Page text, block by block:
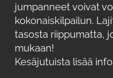
jumpanneet voivat
kokonaiskilpailun.
tasosta riippumatta,
mukaan!
Kesäjutuista lisää